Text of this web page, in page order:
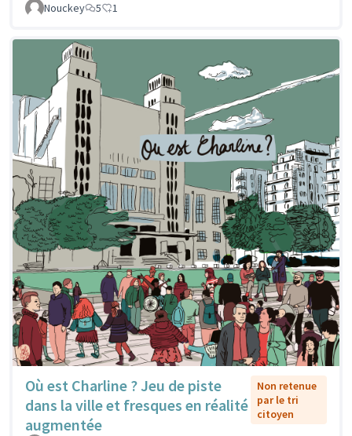
Nouckey
5 1
Où est Charline ? Jeu de piste
dans la ville et fresques en réalité
augmentée
Non retenue
par le tri
citoyen